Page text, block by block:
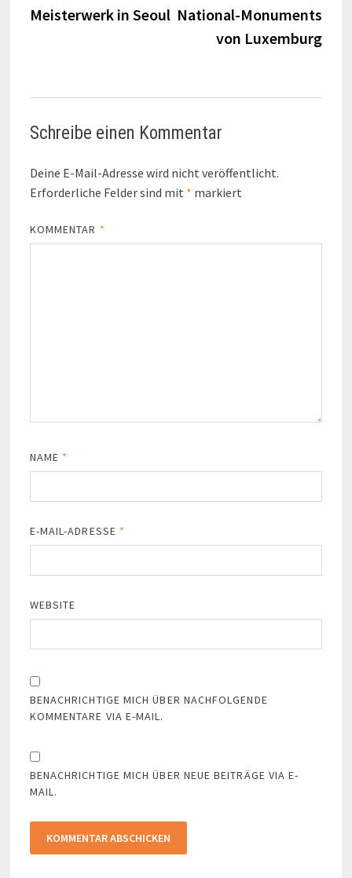
Meisterwerk in Seoul National-Monuments
von Luxemburg
Schreibe einen Kommentar
Deine E-Mail-Adresse wird nicht veröffentlicht.
Erforderliche Felder sind mit * markiert
KOMMENTAR *
NAME *
E-MAIL-ADRESSE *
WEBSITE
BENACHRICHTIGE MICH ÜBER NACHFOLGENDE
KOMMENTARE VIA E-MAIL.
BENACHRICHTIGE MICH ÜBER NEUE BEITRÄGE VIA E-
MAIL.